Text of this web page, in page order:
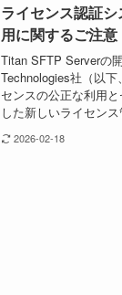
ライセンス認証
用に関するご注意
Titan SFTP Serverの
Technologies社（以
センスの公正な利用
した新しいライセン
2026-02-18